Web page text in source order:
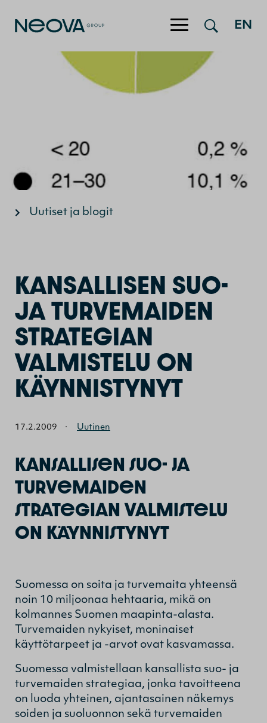
Hyppää sisältöön EN
Uutiset ja blogit
KANSALLISEN SUO-
JA TURVEMAIDEN
STRATEGIAN
VALMISTELU ON
KÄYNNISTYNYT
17.2.2009 · Uutinen
Kansallisen suo- ja
turvemaiden
strategian valmistelu
on käynnistynyt
Suomessa on soita ja turvemaita yhteensä
noin 10 miljoonaa hehtaaria, mikä on
kolmannes Suomen maapinta-alasta.
Turvemaiden nykyiset, moninaiset
käyttötarpeet ja -arvot ovat kasvamassa.
Suomessa valmistellaan kansallista suo- ja
turvemaiden strategiaa, jonka tavoitteena
on luoda yhteinen, ajantasainen näkemys
soiden ja suoluonnon sekä turvemaiden